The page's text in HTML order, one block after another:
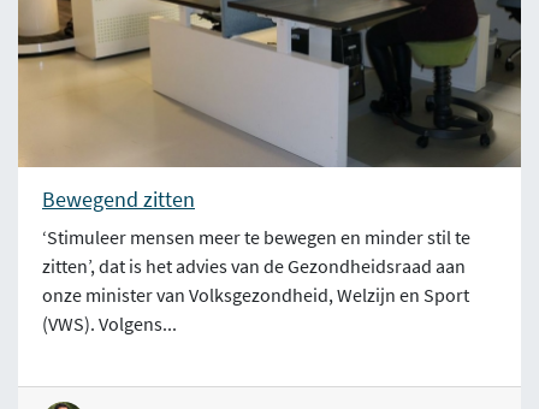
Bewegend zitten
‘Stimuleer mensen meer te bewegen en minder stil te
zitten’, dat is het advies van de Gezondheidsraad aan
onze minister van Volksgezondheid, Welzijn en Sport
(VWS). Volgens...